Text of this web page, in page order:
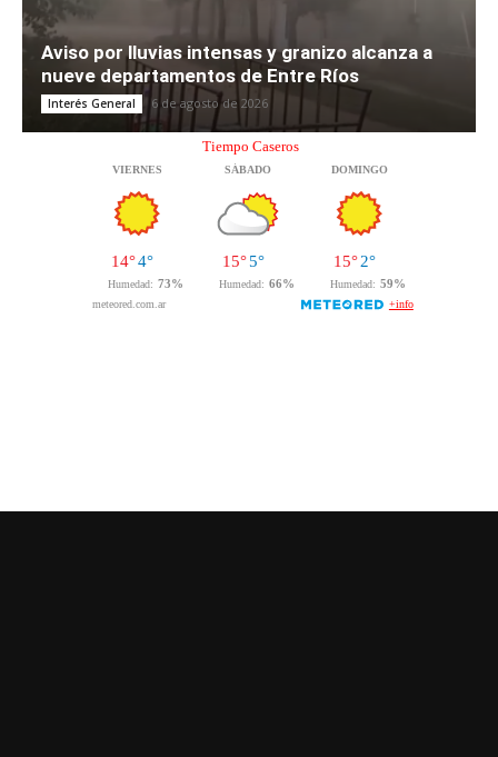
Aviso por lluvias intensas y granizo alcanza a
nueve departamentos de Entre Ríos
Interés General 6 de agosto de 2026